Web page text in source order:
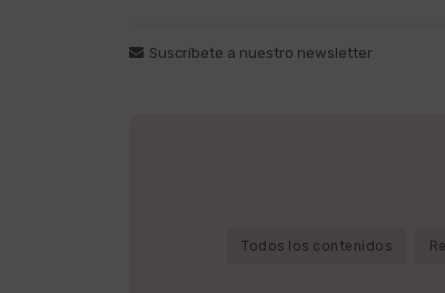
Suscríbete a nuestro newsletter
Todos los contenidos